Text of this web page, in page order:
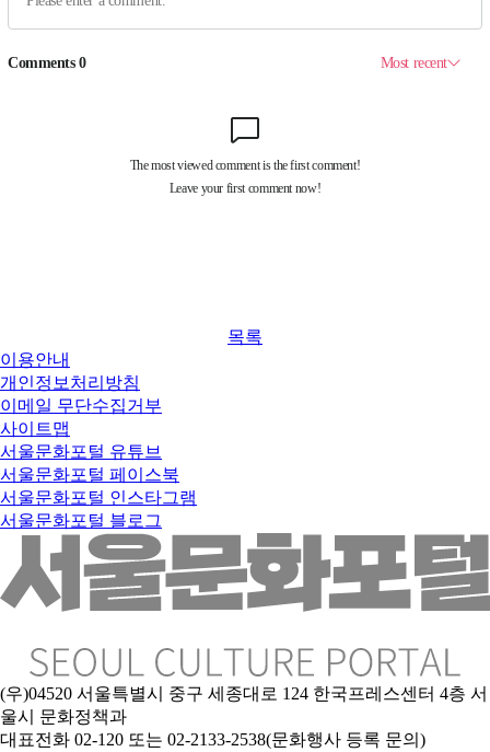
목록
이용안내
개인정보처리방침
이메일 무단수집거부
사이트맵
서울문화포털 유튜브
서울문화포털 페이스북
서울문화포털 인스타그램
서울문화포털 블로그
(우)04520 서울특별시 중구 세종대로 124 한국프레스센터 4층 서
울시 문화정책과
대표전화 02-120 또는 02-2133-2538(문화행사 등록 문의)